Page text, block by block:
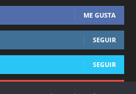
ME GUSTA
SEGUIR
SEGUIR